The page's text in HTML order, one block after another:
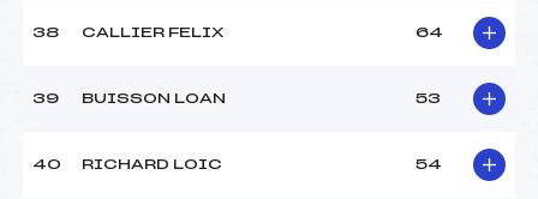
38 CALLIER FELIX 64
39 BUISSON LOAN 53
40 RICHARD LOIC 54